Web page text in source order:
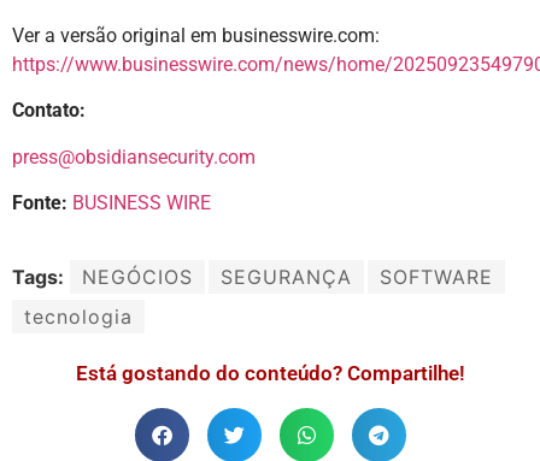
Ver a versão original em businesswire.com:
https://www.businesswire.com/news/home/
Contato:
press@obsidiansecurity.com
Fonte: BUSINESS WIRE
Tags: NEGÓCIOS SEGURANÇA
SOFTWARE
tecnologia
Está gostando do conteúdo? Compartilhe!